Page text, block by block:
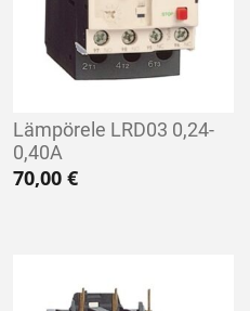
Lämpörele LRD03 0,24-
0,40A
70,00 €